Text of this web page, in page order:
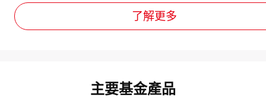
了解更多
主要基金產品